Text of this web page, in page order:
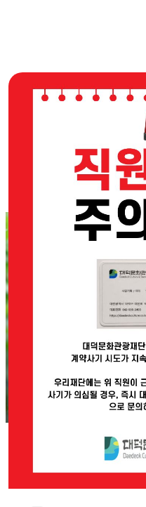
홈페이지
현재 홈페이지 리
이용에 불편을
더 좋은 모습